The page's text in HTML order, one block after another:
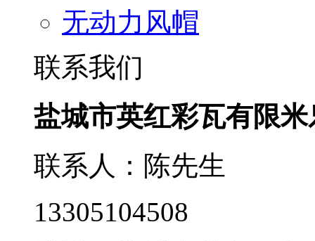
无动力风帽
联系我们
盐城市英红彩瓦有限
联系人：陈先生
13305104508